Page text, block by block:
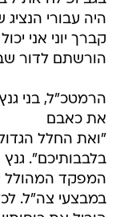
היה עבורי
קברך יוני אני
הורשתם לדור
הרמטכ"ל, בני
את כאבם
"ואת החלל
בלבבותיכם". גנץ
המפקד המהולל
במבצעי צה"ל.